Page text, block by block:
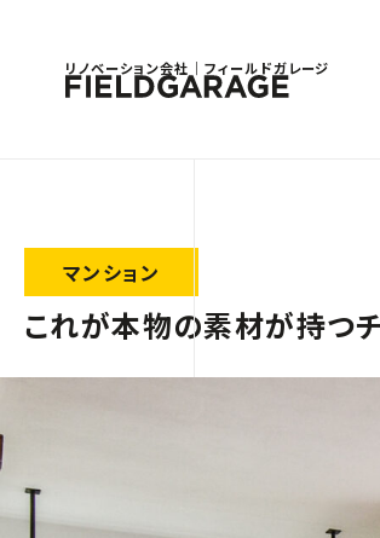
リノベーション会社｜フィールドガレージ
マンション
これが本物の素材が持つチ